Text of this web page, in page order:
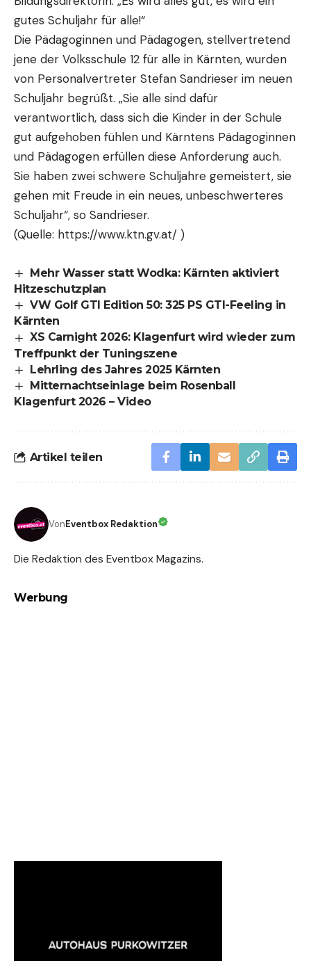
gutes Schuljahr für alle!“
Die Pädagoginnen und Pädagogen, stellvertretend
jene der Volksschule 12 für alle in Kärnten, wurden
von Personalvertreter Stefan Sandrieser im neuen
Schuljahr begrüßt. „Sie alle sind dafür
verantwortlich, dass sich die Kinder in der Schule
gut aufgehoben fühlen und Kärntens Pädagoginnen
und Pädagogen erfüllen diese Anforderung auch.
Sie haben zwei schwere Schuljahre gemeistert, sie
gehen mit Freude in ein neues, unbeschwerteres
Schuljahr“, so Sandrieser.
(Quelle: https://www.ktn.gv.at/ )
Mehr Wasser statt Wodka: Kärnten aktiviert
Hitzeschutzplan
VW Golf GTI Edition 50: 325 PS GTI-Feeling in
Kärnten
XS Carnight 2026: Klagenfurt wird wieder zum
Treffpunkt der Tuningszene
Lehrling des Jahres 2025 Kärnten
Mitternachtseinlage beim Rosenball
Klagenfurt 2026 – Video
Artikel teilen
VonEventbox Redaktion
Die Redaktion des Eventbox Magazins.
Werbung